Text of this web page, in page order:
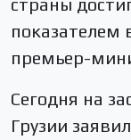
показателем
премьер-
Сегодня на
Грузии